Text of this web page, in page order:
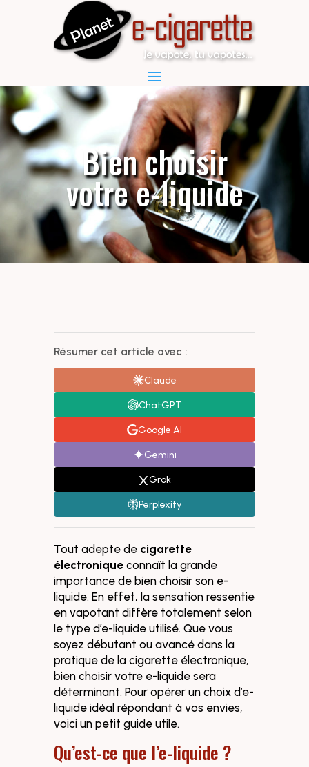
Bien choisir
votre e-liquide
Résumer cet article avec :
Claude
ChatGPT
Google AI
Gemini
Grok
Perplexity
Tout adepte de cigarette
électronique connaît la grande
importance de bien choisir son e-
liquide. En effet, la sensation ressentie
en vapotant diffère totalement selon
le type d’e-liquide utilisé. Que vous
soyez débutant ou avancé dans la
pratique de la cigarette électronique,
bien choisir votre e-liquide sera
déterminant. Pour opérer un choix d’e-
liquide idéal répondant à vos envies,
voici un petit guide utile.
Qu’est-ce que l’e-liquide ?